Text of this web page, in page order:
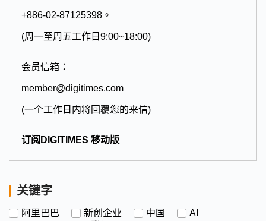
+886-02-87125398。
(周一至周五工作日9:00~18:00)
会员信箱：
member@digitimes.com
(一个工作日内将回覆您的来信)
订阅DIGITIMES 移动版
关键字
阿里巴巴 新创企业 中国
AI